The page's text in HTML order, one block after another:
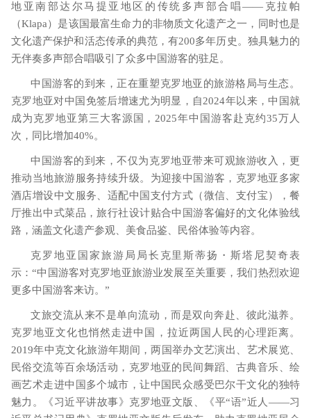
地亚南部达尔马提亚地区的传统多声部合唱——克拉帕
（Klapa）是该国最富生命力的非物质文化遗产之一，同时也是
文化遗产保护和活态传承的典范，有200多年历史。独具魅力的
无伴奏多声部合唱吸引了众多中国游客的驻足。
中国游客的到来，正在重塑克罗地亚的旅游格局与生态。
克罗地亚对中国免签后增速尤为明显，自2024年以来，中国就
成为克罗地亚第三大客源国，2025年中国游客赴克约35万人
次，同比增加40%。
中国游客的到来，不仅为克罗地亚带来可观旅游收入，更
推动当地旅游服务持续升级。为迎接中国游客，克罗地亚多家
酒店增设中文服务、适配中国支付方式（微信、支付宝），餐
厅推出中式菜品，旅行社设计贴合中国游客偏好的文化体验线
路，涵盖文化遗产参观、美食品鉴、民俗体验等内容。
克罗地亚国家旅游局局长克里斯蒂扬・斯塔尼契奇表
示：“中国游客对克罗地亚旅游业发展至关重要，我们热烈欢迎
更多中国游客来访。”
文旅交流从来不是单向流动，而是双向奔赴、彼此滋养。
克罗地亚文化也悄然走进中国，拉近两国人民的心理距离。
2019年中克文化旅游年期间，两国举办文艺演出、艺术展览、
民俗交流等百余场活动，克罗地亚的民间舞蹈、古典音乐、绘
画艺术走进中国多个城市，让中国民众感受巴尔干文化的独特
魅力。《习近平讲故事》克罗地亚文版、《平“语”近人——习